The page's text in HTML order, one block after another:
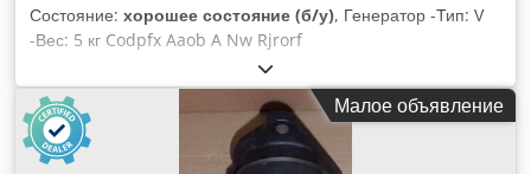
Состояние: хорошее состояние (б/у), Генератор -Тип: V
-Вес: 5 кг Codpfx Aaob A Nw Rjrorf
Малое объявление